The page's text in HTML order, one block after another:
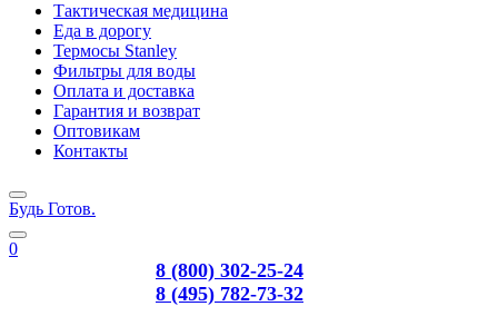
Тактическая медицина
Еда в дорогу
Термосы Stanley
Фильтры для воды
Оплата и доставка
Гарантия и возврат
Оптовикам
Контакты
Будь Готов.
0
8 (800) 302-25-24
8 (495) 782-73-32